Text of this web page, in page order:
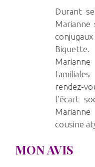
Durant
Marianne
rendez-
l’écart
cousine
MON AVIS